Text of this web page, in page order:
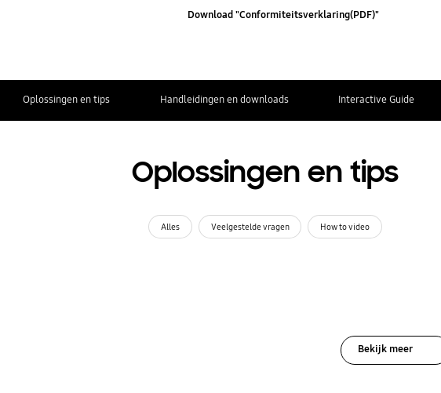
Download "Conformiteitsverklaring(PDF)"
Oplossingen en tips Handleidingen en downloads Interactive Guide
Oplossingen en tips
Alles Veelgestelde vragen How to video
Bekijk meer